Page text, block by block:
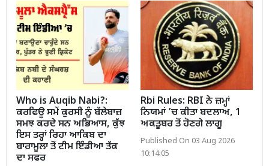
Who is Auqib Nabi?:
ਕਰਫਿਊ ਸਮੇਂ ਕੁਰਸੀ ਨੂੰ ਬੱਲੇਬਾਜ਼
ਸਮਝ ਕਰਦੇ ਸਨ ਅਭਿਆਸ, ਕੁੱਝ
ਇਸ ਤਰ੍ਹਾਂ ਰਿਹਾ ਆਕਿਬ ਦਾ
ਬਾਰਾਮੂਲਾ ਤੋਂ ਟੀਮ ਇੰਡੀਆ ਤੱਕ
ਦਾ ਸਫਰ
Rbi Rules: RBI ਨੇ ਜ਼ਮ੍ਹਾਂ
ਨਿਯਮਾਂ ’ਚ ਕੀਤਾ ਬਦਲਾਅ, 1
ਅਕਤੂਬਰ ਤੋਂ ਹੋਣਗੇ ਲਾਗੂ
Published On 03 Aug 2026
10:14:05